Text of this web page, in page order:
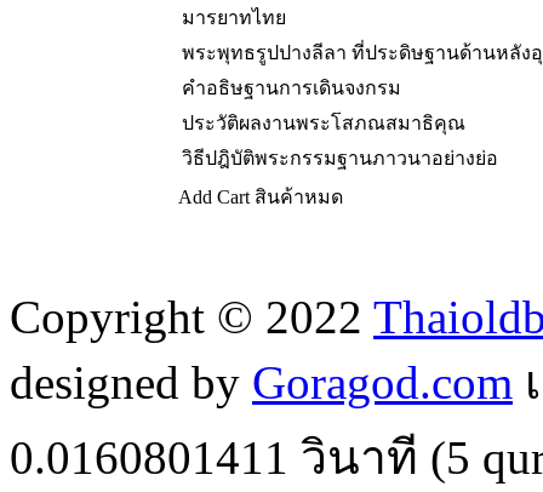
มารยาทไทย
พระพุทธรูปปางลีลา ที่ประดิษฐานด้านหลัง
คำอธิษฐานการเดินจงกรม
ประวัติผลงานพระโสภณสมาธิคุณ
วิธีปฎิบัติพระกรรมฐานภาวนาอย่างย่อ
Add Cart สินค้าหมด
Copyright © 2022
designed by Goragod.com
0.0160801411 วินาที (5